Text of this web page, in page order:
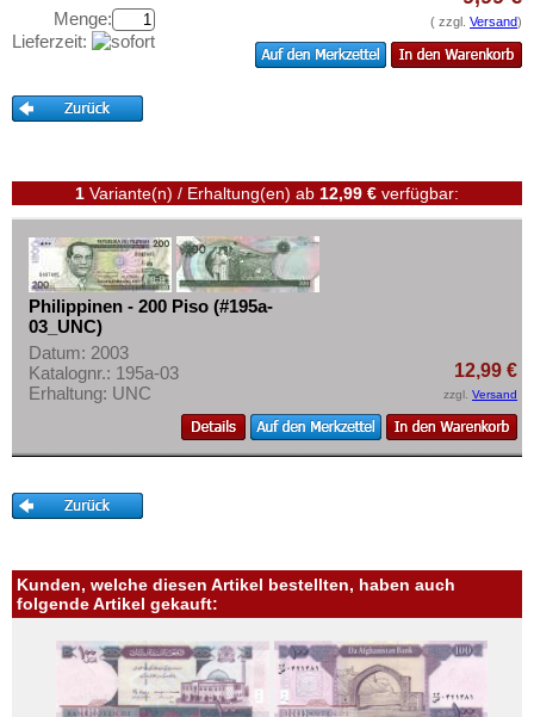
Süd-Ossetien
Syrien
Taiwan
Thailand
Timor
Turkmenistan
Usbekistan
Vereinigte Arabische Emirate
Vietnam
Testbanknoten
Banknotenbriefe
Aufbewahrung
Ihre Bewertungen
Kontakt
Informationen
Preislisten
Ankauf
Erhaltungsgrade
Gratisbanknoten
FAQ
Zahlungsbedingungen
Privatsphäre und Datenschutz
Widerrufsbelehrung
Liefer- und Versandkosten
Menge:
Lieferzeit:
( zzgl. Versand)
1 Variante(n) / Erhaltung(en) ab 12,99 € verfügbar:
Philippinen - 200 Piso (#195a-
03_UNC)
Datum: 2003
Katalognr.: 195a-03
Erhaltung: UNC
12,99 €
zzgl. Versand
Kunden, welche diesen Artikel bestellten, haben auch
folgende Artikel gekauft: